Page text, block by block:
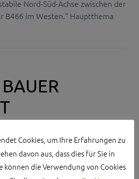
Nord-Süd-Achse zwischen der
B466 im Westen." Hauptthema
Cookies, um Ihre Erfahrungen zu
davon aus, dass dies für Sie in
können die Verwendung von Cookies